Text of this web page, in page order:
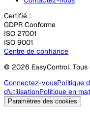
Certifié :
GDPR Conforme
ISO 27001
ISO 9001
Centre de confiance
© 2026 EasyControl. Tous
Connectez-vousPolitique
d'utilisationPolitique en
Paramètres des cookies